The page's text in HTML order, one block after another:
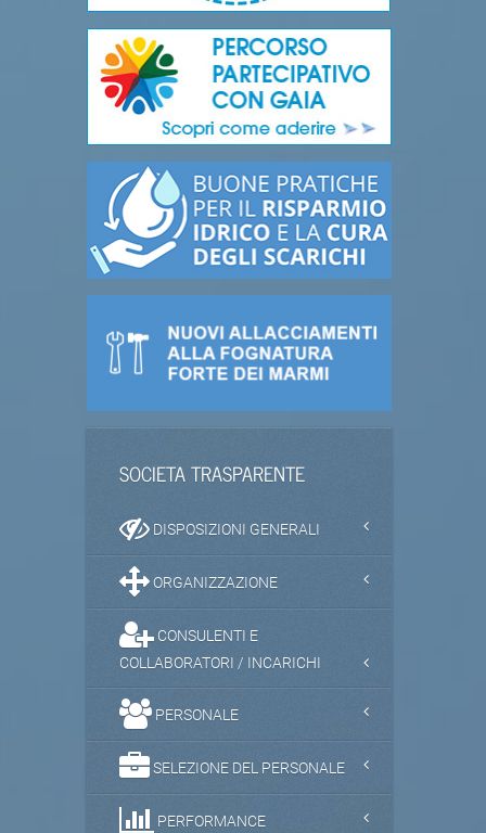
SOCIETA TRASPARENTE
DISPOSIZIONI GENERALI
ORGANIZZAZIONE
CONSULENTI E
COLLABORATORI / INCARICHI
PERSONALE
SELEZIONE DEL PERSONALE
PERFORMANCE